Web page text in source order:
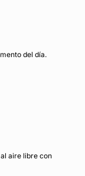
del día.
aire libre con